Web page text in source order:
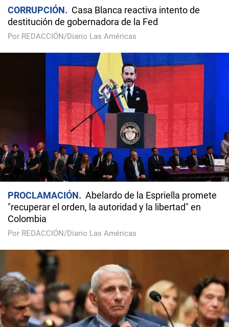
CORRUPCIÓN
Casa Blanca reactiva intento de
destitución de gobernadora de la Fed
Por REDACCIÓN/Diario Las Américas
PROCLAMACIÓN
Abelardo de la Espriella promete
"recuperar el orden, la autoridad y la libertad" en
Colombia
Por REDACCIÓN/Diario Las Américas